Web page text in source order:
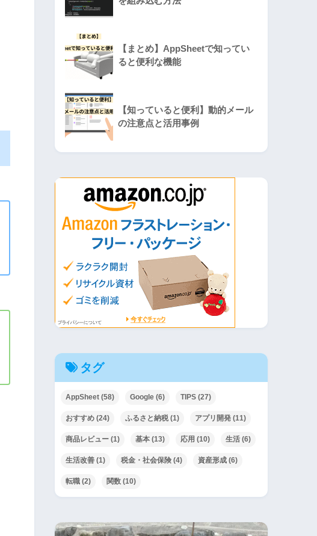
【まとめ】AppSheetで知ってい
ると便利な機能
【知っていると便利】動的メール
の注意点と活用事例
タグ
AppSheet (58) Google (6) TIPS (27)
おすすめ (24) ふるさと納税 (1) アプリ開発 (11)
商品レビュー (1) 基本 (13) 応用 (10) 生活 (6)
生活改善 (1) 税金・社会保険 (4) 資産形成 (6)
転職 (2) 関数 (10)